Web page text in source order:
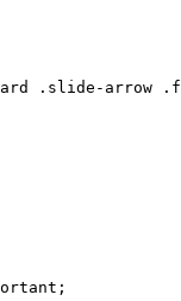
.slide-arrow